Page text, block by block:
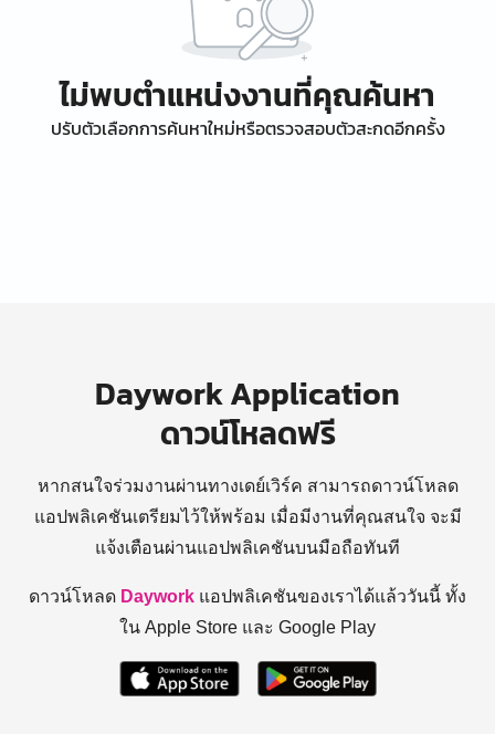
ไม่พบตำแหน่งงานที่คุณค้นหา
ปรับตัวเลือกการค้นหาใหม่หรือตรวจสอบตัวสะกดอีกครั้ง
Daywork Application
ดาวน์โหลดฟรี
หากสนใจร่วมงานผ่านทางเดย์เวิร์ค สามารถดาวน์โหลด
แอปพลิเคชันเตรียมไว้ให้พร้อม เมื่อมีงานที่คุณสนใจ จะมี
แจ้งเตือนผ่านแอปพลิเคชันบนมือถือทันที
ดาวน์โหลด Daywork แอปพลิเคชันของเราได้แล้ววันนี้ ทั้ง
ใน Apple Store และ Google Play